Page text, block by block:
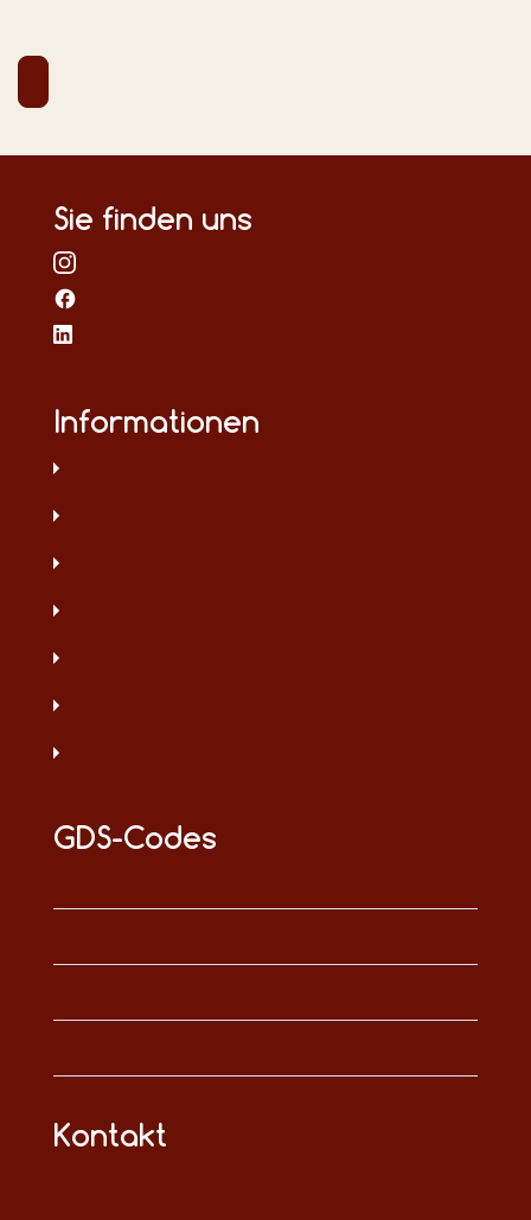
Sie finden uns
Informationen
GDS-Codes
Kontakt